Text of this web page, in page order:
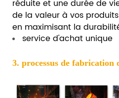
réduite et une durée de
de la valeur à vos
en maximisant la
service d'achat unique
3. processus de fabrication